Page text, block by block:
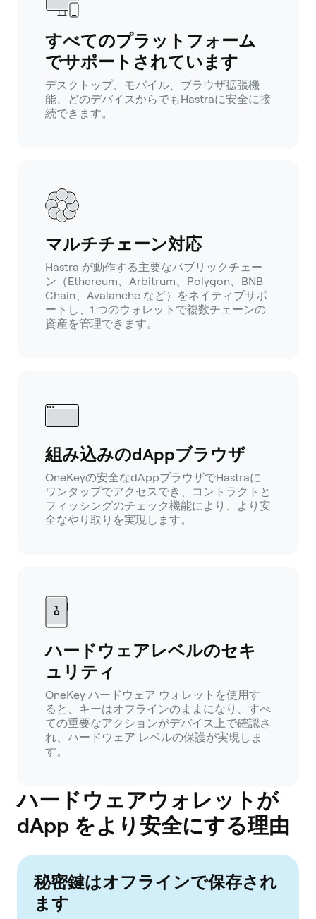
すべてのプラットフォーム
でサポートされています
デスクトップ、モバイル、ブラウザ拡張機
能、どのデバイスからでもHastraに安全に接
続できます。
マルチチェーン対応
Hastra が動作する主要なパブリックチェー
ン（Ethereum、Arbitrum、Polygon、BNB
Chain、Avalanche など）をネイティブサポ
ートし、1 つのウォレットで複数チェーンの
資産を管理できます。
組み込みのdAppブラウザ
OneKeyの安全なdAppブラウザでHastraに
ワンタップでアクセスでき、コントラクトと
フィッシングのチェック機能により、より安
全なやり取りを実現します。
ハードウェアレベルのセキ
ュリティ
OneKey ハードウェア ウォレットを使用す
ると、キーはオフラインのままになり、すべ
ての重要なアクションがデバイス上で確認さ
れ、ハードウェア レベルの保護が実現しま
す。
ハードウェアウォレットが
dApp をより安全にする理由
秘密鍵はオフラインで保存され
ます